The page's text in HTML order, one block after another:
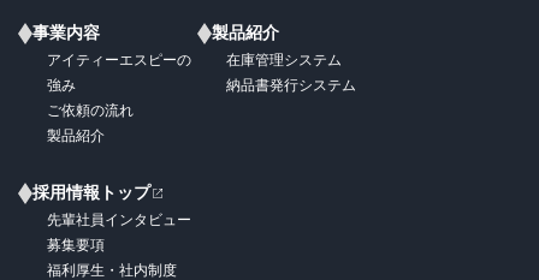
事業内容
アイティーエスピーの
強み
ご依頼の流れ
製品紹介
製品紹介
在庫管理システム
納品書発行システム
採用情報トップ
先輩社員インタビュー
募集要項
福利厚生・社内制度